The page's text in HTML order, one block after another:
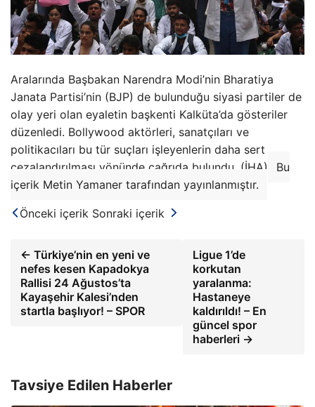
Aralarında Başbakan Narendra Modi’nin Bharatiya
Janata Partisi’nin (BJP) de bulunduğu siyasi partiler de
olay yeri olan eyaletin başkenti Kalküta’da gösteriler
düzenledi. Bollywood aktörleri, sanatçıları ve
politikacıları bu tür suçları işleyenlerin daha sert
cezalandırılması yönünde çağrıda bulundu. (İHA)
Bu
içerik Metin Yamaner tarafından yayınlanmıştır.
Önceki içerik Sonraki içerik
← Türkiye’nin en yeni ve
nefes kesen Kapadokya
Rallisi 24 Ağustos’ta
Kayaşehir Kalesi’nden
startla başlıyor! – SPOR
Ligue 1’de
korkutan
yaralanma:
Hastaneye
kaldırıldı! – En
güncel spor
haberleri →
Tavsiye Edilen Haberler